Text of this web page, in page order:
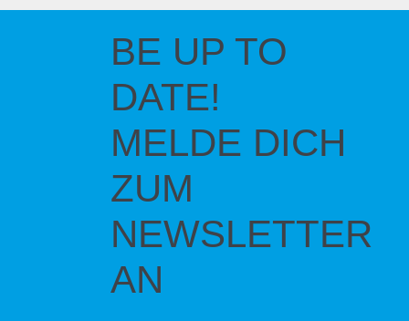
BE UP TO
DATE!
MELDE DICH
ZUM
NEWSLETTER
AN